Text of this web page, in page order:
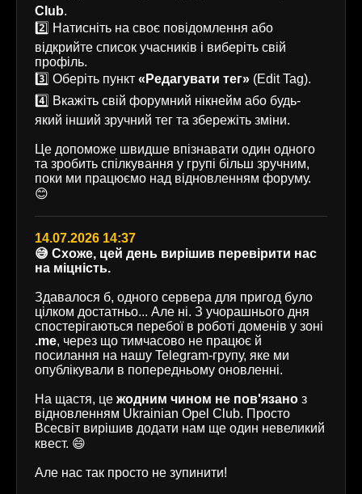
Club.
2️⃣ Натисніть на своє повідомлення або
відкрийте список учасників і виберіть свій
профіль.
3️⃣ Оберіть пункт «Редагувати тег» (Edit Tag).
4️⃣ Вкажіть свій форумний нікнейм або будь-
який інший зручний тег та збережіть зміни.
Це допоможе швидше впізнавати один одного
та зробить спілкування у групі більш зручним,
поки ми працюємо над відновленням форуму.
😊
14.07.2026 14:37
😅 Схоже, цей день вирішив перевірити нас
на міцність.
Здавалося б, одного сервера для пригод було
цілком достатньо... Але ні. З учорашнього дня
спостерігаються перебої в роботі доменів у зоні
.me, через що тимчасово не працює й
посилання на нашу Telegram-групу, яке ми
опублікували в попередньому оновленні.
На щастя, це жодним чином не пов'язано з
відновленням Ukrainian Opel Club. Просто
Всесвіт вирішив додати нам ще один невеликий
квест. 😄
Але нас так просто не зупинити!